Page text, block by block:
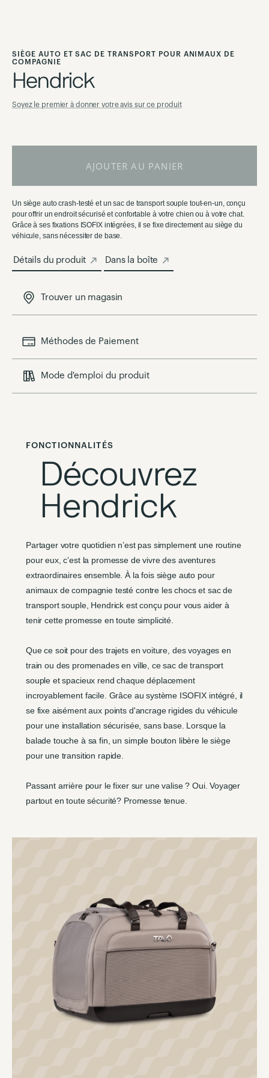
the
beginning
of
the
SIÈGE AUTO ET SAC DE TRANSPORT POUR ANIMAUX DE
COMPAGNIE
Hendrick
Soyez le premier à donner votre avis sur ce produit
AJOUTER AU PANIER
Un siège auto crash-testé et un sac de transport souple tout-en-un, conçu
pour offrir un endroit sécurisé et confortable à votre chien ou à votre chat.
Grâce à ses fixations ISOFIX intégrées, il se fixe directement au siège du
véhicule, sans nécessiter de base.
Détails du produit Dans la boîte
Trouver un magasin
Méthodes de Paiement
Mode d'emploi du produit
FONCTIONNALITÉS
Découvrez
Hendrick
Partager votre quotidien n’est pas simplement une routine
pour eux, c’est la promesse de vivre des aventures
extraordinaires ensemble. À la fois siège auto pour
animaux de compagnie testé contre les chocs et sac de
transport souple, Hendrick est conçu pour vous aider à
tenir cette promesse en toute simplicité.
Que ce soit pour des trajets en voiture, des voyages en
train ou des promenades en ville, ce sac de transport
souple et spacieux rend chaque déplacement
incroyablement facile. Grâce au système ISOFIX intégré, il
se fixe aisément aux points d'ancrage rigides du véhicule
pour une installation sécurisée, sans base. Lorsque la
balade touche à sa fin, un simple bouton libère le siège
pour une transition rapide.
Passant arrière pour le fixer sur une valise ? Oui. Voyager
partout en toute sécurité? Promesse tenue.